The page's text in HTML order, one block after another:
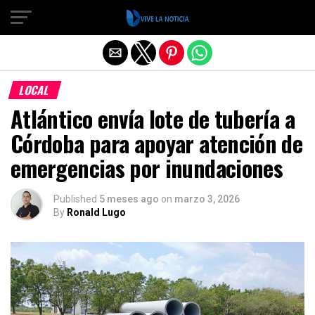
LOCAL
Atlántico envía lote de tubería a
Córdoba para apoyar atención de
emergencias por inundaciones
Published 5 meses ago on marzo 3, 2026
By Ronald Lugo
Salir de la versión móvil